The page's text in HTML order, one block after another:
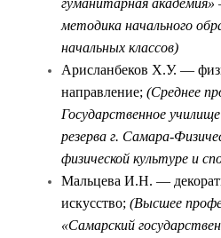
методика начального
начальных классов)
Арисланбеков Х.У. —
направление; (Среднее
Государственное
резерва г. Самара-
физической культуре и
Мальцева И.Н. —
искусство; (Высшее
«Самарский